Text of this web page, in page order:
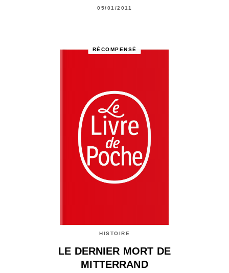
05/01/2011
RÉCOMPENSÉ
HISTOIRE
LE DERNIER MORT DE
MITTERRAND